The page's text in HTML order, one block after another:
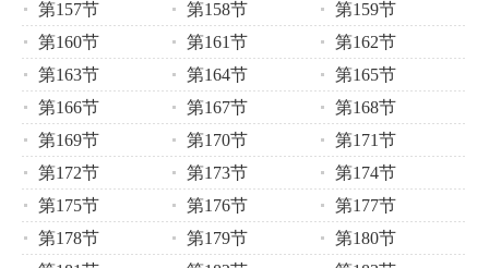
第157节
第158节
第159节
第160节
第161节
第162节
第163节
第164节
第165节
第166节
第167节
第168节
第169节
第170节
第171节
第172节
第173节
第174节
第175节
第176节
第177节
第178节
第179节
第180节